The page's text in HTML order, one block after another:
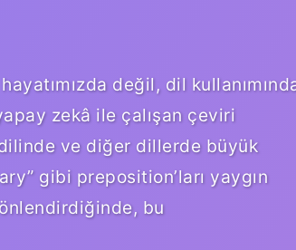
değil, dil
zekâ ile çalışan çeviri
ve diğer dillerde büyük
gibi preposition’ları yaygın
bu